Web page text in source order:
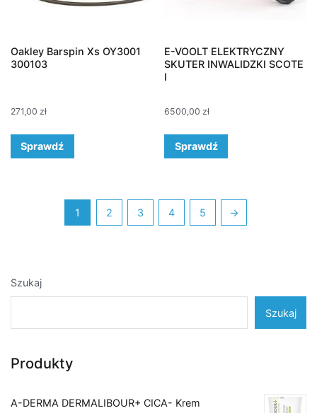
Oakley Barspin Xs OY3001
300103
271,00 zł
Sprawdź
E-VOOLT ELEKTRYCZNY
SKUTER INWALIDZKI SCOTE
I
6500,00zł
Sprawdź
1 2 3 4 5 →
Szukaj
Szukaj
Produkty
A-DERMA DERMALIBOUR+ CICA- Krem